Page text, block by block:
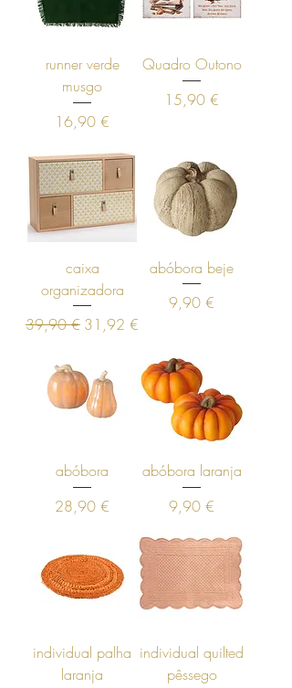
runner verde
musgo
Preço
16,90 €
Quadro Outono
Preço
15,90 €
caixa
organizadora
Preço normal
39,90 € Preço promocional
31,92 €
abóbora beje
Preço
9,90 €
abóbora
Preço
28,90 €
abóbora laranja
Preço
9,90 €
individual palha
laranja
individual quilted
pêssego